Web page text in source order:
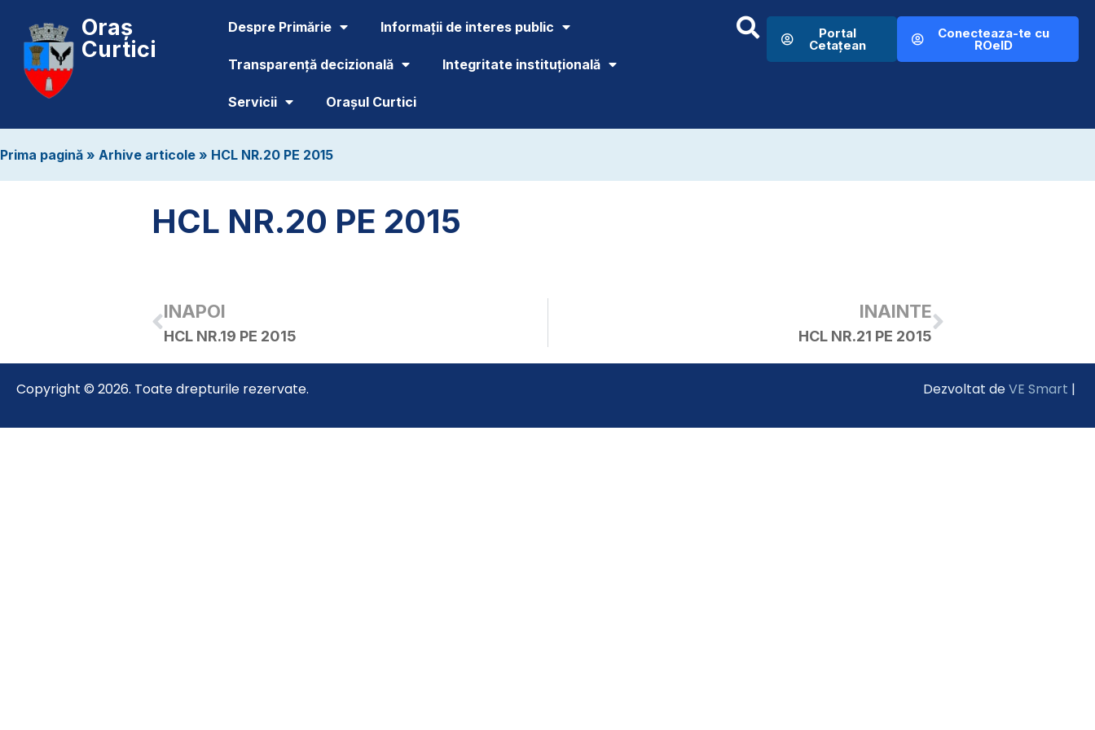
Oraș
Curtici
Despre Primărie Informații de interes public
Transparență decizională Integritate instituțională
Servicii Orașul Curtici
Portal
Cetațean
Conecteaza-te cu
ROeID
Prima pagină » Arhive articole » HCL NR.20 PE 2015
HCL NR.20 PE 2015
INAPOI
HCL NR.19 PE 2015
INAINTE
HCL NR.21 PE 2015
Copyright © 2026. Toate drepturile rezervate. Dezvoltat deVE Smart |